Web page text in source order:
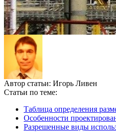
Автор статьи: Игорь Ливен
Статьи по теме:
Таблица определения
Особенности
Разрешенные виды